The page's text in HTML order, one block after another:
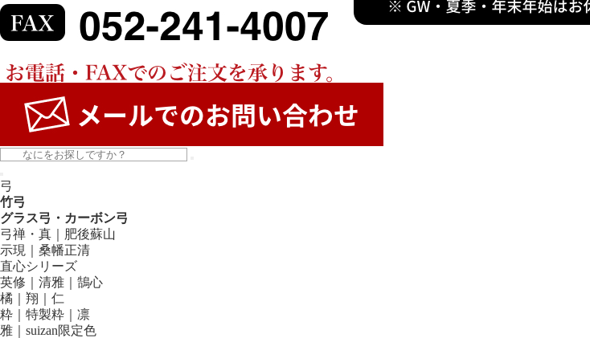
弓
竹弓
グラス弓・カーボン弓
弓禅・真｜肥後蘇山
示現｜桑幡正清
直心シリーズ
英修｜清雅｜鵠心
橘｜翔｜仁
粋｜特製粋｜凛
雅｜suizan限定色